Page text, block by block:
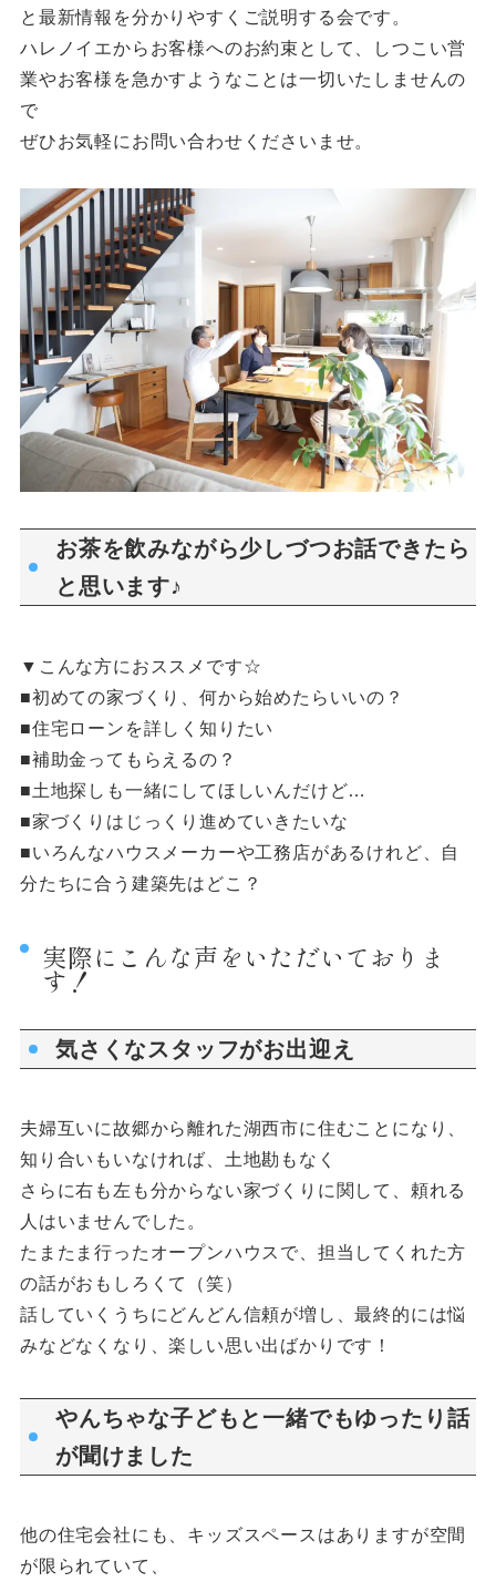
と最新情報を分かりやすくご説明する会です。
ハレノイエからお客様へのお約束として、しつこい営
業やお客様を急かすようなことは一切いたしませんの
で
ぜひお気軽にお問い合わせくださいませ。
お茶を飲みながら少しづつお話できたら
と思います♪
▼こんな方におススメです☆
■初めての家づくり、何から始めたらいいの？
■住宅ローンを詳しく知りたい
■補助金ってもらえるの？
■土地探しも一緒にしてほしいんだけど…
■家づくりはじっくり進めていきたいな
■いろんなハウスメーカーや工務店があるけれど、自
分たちに合う建築先はどこ？
実際にこんな声をいただいておりま
す！
気さくなスタッフがお出迎え
夫婦互いに故郷から離れた湖西市に住むことになり、
知り合いもいなければ、土地勘もなく
さらに右も左も分からない家づくりに関して、頼れる
人はいませんでした。
たまたま行ったオープンハウスで、担当してくれた方
の話がおもしろくて（笑）
話していくうちにどんどん信頼が増し、最終的には悩
みなどなくなり、楽しい思い出ばかりです！
やんちゃな子どもと一緒でもゆったり話
が聞けました
他の住宅会社にも、キッズスペースはありますが空間
が限られていて、